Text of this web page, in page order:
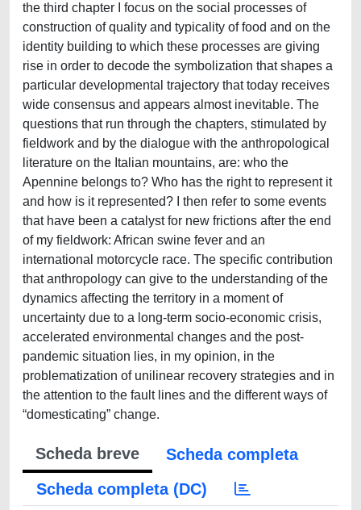
the third chapter I focus on the social processes of
construction of quality and typicality of food and on the
identity building to which these processes are giving
rise in order to decode the symbolization that shapes a
particular developmental trajectory that today receives
wide consensus and appears almost inevitable. The
questions that run through the chapters, stimulated by
fieldwork and by the dialogue with the anthropological
literature on the Italian mountains, are: who the
Apennine belongs to? Who has the right to represent it
and how is it represented? I then refer to some events
that have been a catalyst for new frictions after the end
of my fieldwork: African swine fever and an
international motorcycle race. The specific contribution
that anthropology can give to the understanding of the
dynamics affecting the territory in a moment of
uncertainty due to a long-term socio-economic crisis,
accelerated environmental changes and the post-
pandemic situation lies, in my opinion, in the
problematization of unilinear recovery strategies and in
the attention to the fault lines and the different ways of
“domesticating” change.
Scheda breve
Scheda completa
Scheda completa (DC)